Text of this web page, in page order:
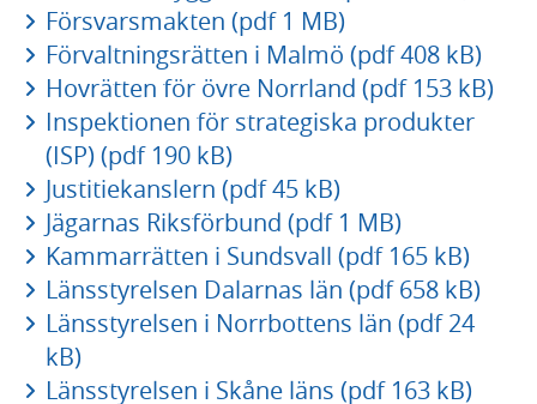
Försvarsmakten (pdf 1 MB)
Förvaltningsrätten i Malmö (pdf 408 kB)
Hovrätten för övre Norrland (pdf 153 kB)
Inspektionen för strategiska produkter
(ISP) (pdf 190 kB)
Justitiekanslern (pdf 45 kB)
Jägarnas Riksförbund (pdf 1 MB)
Kammarrätten i Sundsvall (pdf 165 kB)
Länsstyrelsen Dalarnas län (pdf 658 kB)
Länsstyrelsen i Norrbottens län (pdf 24
kB)
Länsstyrelsen i Skåne läns (pdf 163 kB)